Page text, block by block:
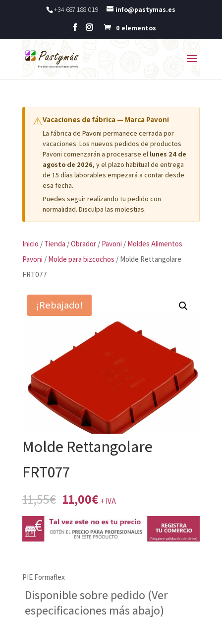
+34 687 188 019 info@pastymas.es
0 elementos
⚠Vacaciones de fábrica — Marca Pavoni
La fábrica de Pavoni permanece cerrada por
vacaciones. Los nuevos pedidos de productos
Pavoni comenzarán a procesarse el lunes 24 de
agosto de 2026, y el plazo habitual de entrega
de 15 días laborables empezará a contar desde
esa fecha.
Puedes seguir realizando tu pedido con
normalidad. Disculpa las molestias.
Inicio / Tienda /Obrador/ Pavoni / Moldes Alimentos
Pavoni / Molde para bizcochos / Molde Rettangolare
FRT077
¡Rebajado!
Molde Rettangolare
FRT077
11,55€ El
original
era:
11,00€El
actual
es:
+ IVA
PIE Formaflex
Disponible sobre pedido (Ver
especificaciones más abajo)